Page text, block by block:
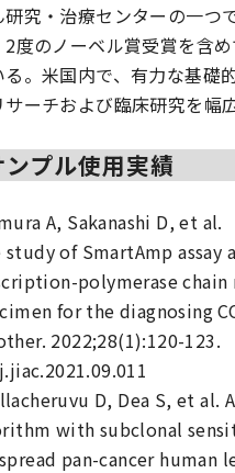
究・治療センターの一つ
度のノーベル賞受賞を含め
。米国内で、有力な基礎
ーチおよび臨床研究を幅
ンプル使用実績
A, Sakanashi D, et al.
of SmartAmp assay
polymerase
for the diagnosing
2022;28(1):120-123.
D, Dea S, et al.
with subclonal
pan-cancer human